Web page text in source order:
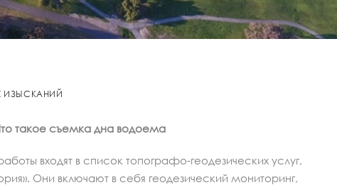
ИЗЫСКАНИЙ
такое съемка дна водоема
входят в список топографо-геодезических услуг,
Они включают в себя геодезический мониторинг,